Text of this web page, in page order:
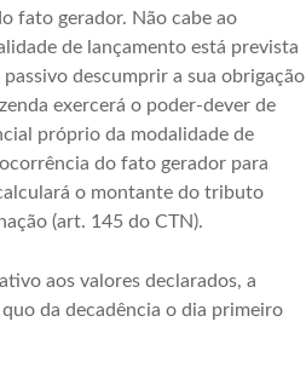
fato gerador. Não cabe ao
de lançamento está prevista
descumprir a sua obrigação
exercerá o poder-dever de
próprio da modalidade de
do fato gerador para
o montante do tributo
(art. 145 do CTN).
aos valores declarados, a
da decadência o dia primeiro